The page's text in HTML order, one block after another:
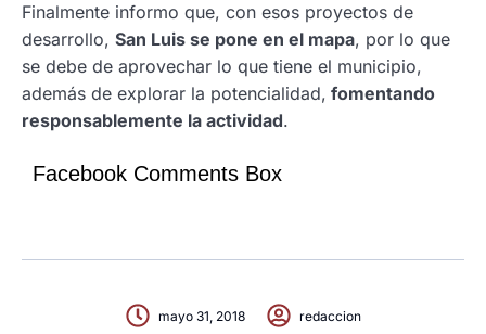
Finalmente informo que, con esos proyectos de
desarrollo, San Luis se pone en el mapa, por lo que
se debe de aprovechar lo que tiene el municipio,
además de explorar la potencialidad, fomentando
responsablemente la actividad.
Facebook Comments Box
mayo 31, 2018 redaccion